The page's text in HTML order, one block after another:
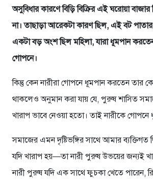
অসুবিধার কারণে বিড়ি বিক্রির এই ঘরোয়া
না। তাছাড়া আরেকটা কারণ ছিল, এই বট পাতার
একটা বড় অংশ ছিল মহিলা, যারা ধূমপান
গোপনে।
কিন্তু কেন নারীরা গোপনে ধূমপান করতেন তার
থাকলেও অনুমান করা যায় যে, পুরুষ শাসিত
খারাপ ভাবে নেওয়া হতো। তাই নারীকে
সমাজের এমন দৃষ্টিভঙ্গির সাথে আমার ব্যক্তিগত
যদি খারাপ হয়—তা নারী পুরুষ উভয়ের জন্যই
নারী পুরুষ যদি এক সাথে ফুচকা খেতে পারেন,